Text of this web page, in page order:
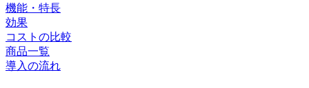
機能・特長
効果
コストの比較
商品一覧
導入の流れ